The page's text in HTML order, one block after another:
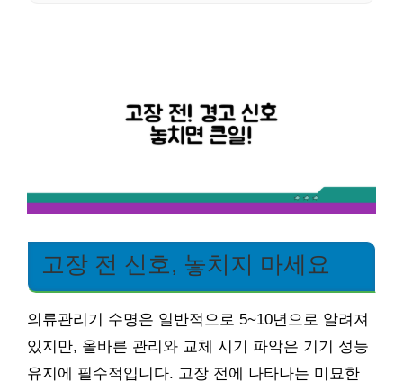
고장 전 신호, 놓치지 마세요
의류관리기 수명은 일반적으로 5~10년으로 알려져
있지만, 올바른 관리와 교체 시기 파악은 기기 성능
유지에 필수적입니다. 고장 전에 나타나는 미묘한